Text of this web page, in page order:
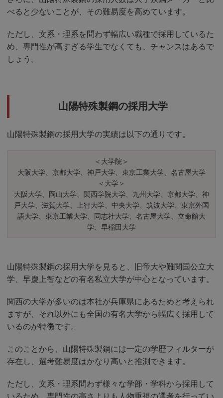
べると少ないことが、その難易度を高めています。
ただし、文系・理系を問わず幅広い職種で採用しているた
め、専門性が高すぎる学生でなくても、チャンスはあるで
しょう。
山陽特殊製鋼の採用大学
山陽特殊製鋼の採用大学の実績は以下の通りです。
＜大学院＞
大阪大学、京都大学、神戸大学、東京工業大学、名古屋大学
＜大学＞
大阪大学、岡山大学、関西学院大学、九州大学、京都大学、神
戸大学、滋賀大学、上智大学、中央大学、筑波大学、東京外国
語大学、東京工業大学、同志社大学、名古屋大学、立命館大
学、早稲田大学
山陽特殊製鋼の採用大学を見ると、旧帝大や難関国公立大
学、早慶上智などの有名私立大学が中心となっています。
関西の大学が多いのは本社が兵庫県にあるためと考えられ
ますが、それ以外にも全国の有名大学から幅広く採用して
いるのが特徴です。
このことから、山陽特殊製鋼には一定の学歴フィルターが
存在し、選考難易度はかなり高いと推測できます。
ただし、文系・理系問わず様々な学部・学科から採用して